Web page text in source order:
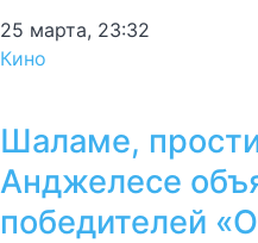
25 марта, 23:32
Кино
Шаламе,
Анджелесе
победителей